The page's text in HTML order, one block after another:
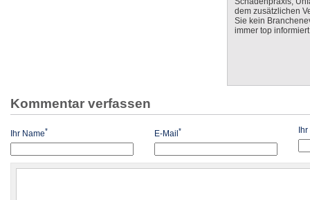
dem zusätzlichen
Sie kein
immer top
Kommentar verfassen
Ihr Name* E-Mail* Ihr